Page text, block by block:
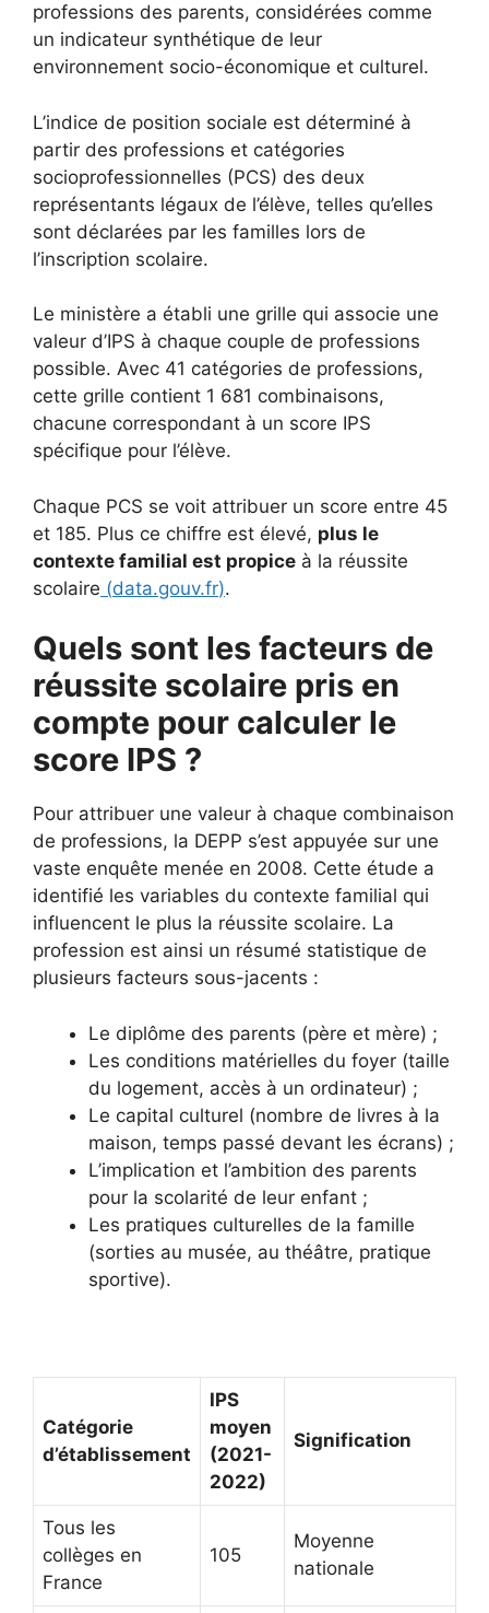
professions des parents, considérées comme
un indicateur synthétique de leur
environnement socio-économique et culturel.
L’indice de position sociale est déterminé à
partir des professions et catégories
socioprofessionnelles (PCS) des deux
représentants légaux de l’élève, telles qu’elles
sont déclarées par les familles lors de
l’inscription scolaire.
Le ministère a établi une grille qui associe une
valeur d’IPS à chaque couple de professions
possible. Avec 41 catégories de professions,
cette grille contient 1 681 combinaisons,
chacune correspondant à un score IPS
spécifique pour l’élève.
Chaque PCS se voit attribuer un score entre 45
et 185. Plus ce chiffre est élevé, plus le
contexte familial est propice à la réussite
scolaire (data.gouv.fr).
Quels sont les facteurs de
réussite scolaire pris en
compte pour calculer le
score IPS ?
Pour attribuer une valeur à chaque combinaison
de professions, la DEPP s’est appuyée sur une
vaste enquête menée en 2008. Cette étude a
identifié les variables du contexte familial qui
influencent le plus la réussite scolaire. La
profession est ainsi un résumé statistique de
plusieurs facteurs sous-jacents :
Le diplôme des parents (père et mère) ;
Les conditions matérielles du foyer (taille
du logement, accès à un ordinateur) ;
Le capital culturel (nombre de livres à la
maison, temps passé devant les écrans) ;
L’implication et l’ambition des parents
pour la scolarité de leur enfant ;
Les pratiques culturelles de la famille
(sorties au musée, au théâtre, pratique
sportive).
Catégorie
d’établissement
IPS
moyen
(2021-
2022)
Signification
Tous les
collèges en
France
105
Moyenne
nationale